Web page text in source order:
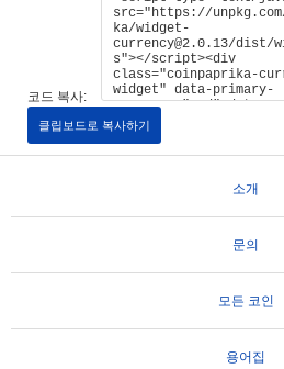
코드 복사:
클립보드로 복사하기
소개
문의
모든 코인
용어집